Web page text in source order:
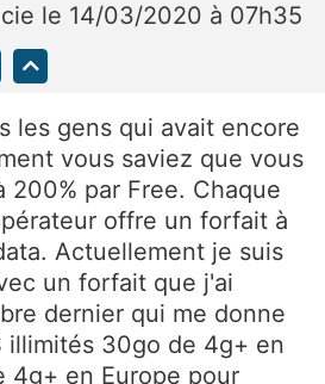
le 14/03/2020 à 07h35
les gens qui avait encore
vous saviez que vous
200% par Free. Chaque
offre un forfait à
Actuellement je suis
un forfait que j'ai
dernier qui me donne
illimités 30go de 4g+ en
4g+ en Europe pour